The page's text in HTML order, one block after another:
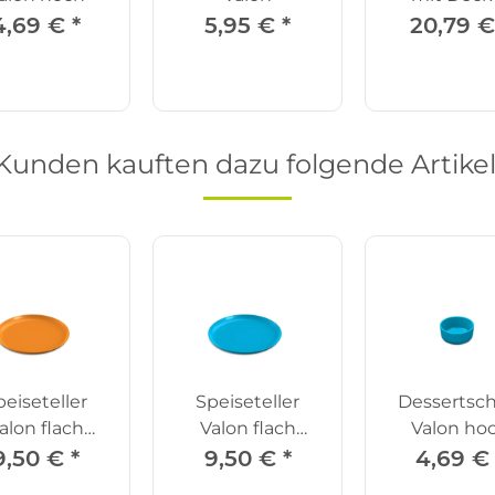
€ * 5,95 € * 20,79
kauften dazu folgende
flach
€ *
Speiseteller
Valon flach
himmelblau
9,50 € *
Valon
4,69 €